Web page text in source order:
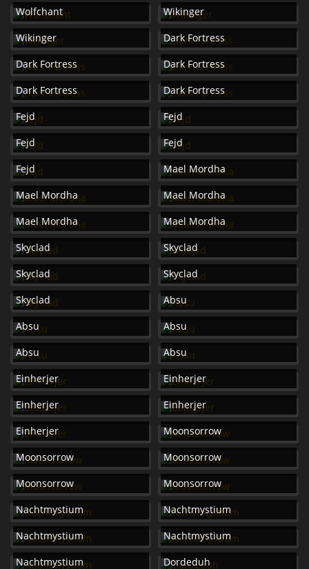
Wolfchant
Wikinger
Wikinger
Dark Fortress
Dark Fortress
Dark Fortress
Dark Fortress
Dark Fortress
Fejd
Fejd
Fejd
Fejd
Fejd
Mael Mordha
Mael Mordha
Mael Mordha
Mael Mordha
Mael Mordha
Skyclad
Skyclad
Skyclad
Skyclad
Skyclad
Absu
Absu
Absu
Absu
Absu
Einherjer
Einherjer
Einherjer
Einherjer
Einherjer
Moonsorrow
Moonsorrow
Moonsorrow
Moonsorrow
Moonsorrow
Nachtmystium
Nachtmystium
Nachtmystium
Nachtmystium
Nachtmystium
Dordeduh